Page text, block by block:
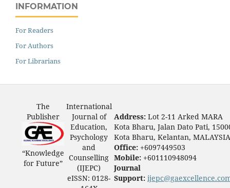
INFORMATION
For Readers
For Authors
For Librarians
The
Publisher
“Knowledge
for Future”
International
Journal of
Education,
Psychology
and
Counselling
(IJEPC)
eISSN: 0128-
Address: Lot 2-11 Arked MARA
Kota Bharu, Jalan Dato Pati,
Kota Bharu, Kelantan, MALAYSIA
Office: +6097449503
Mobile: +601110948094
Journal
Support: